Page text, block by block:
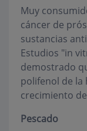
Muy
cáncer de
sustancias
Estudios "in
demostrado
polifenol de la
crecimiento
Pescado